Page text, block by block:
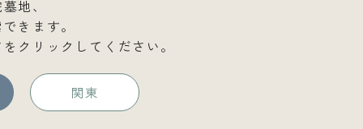
地、
きます。
クリックしてください。
関東